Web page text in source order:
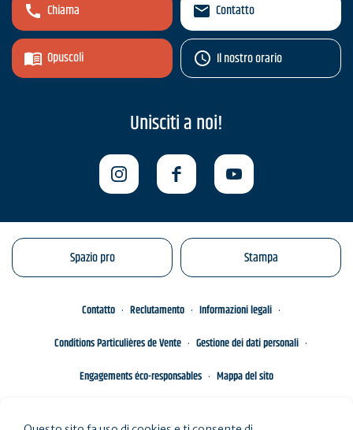
Chiama
Opuscoli
Contatto
Il nostro orario
Unisciti a noi!
Spazio pro Stampa
Contatto Reclutamento
Informazioni legali
Conditions Particulières de Vente
Gestione dei dati personali
Engagements éco-responsables
Mappa del sito